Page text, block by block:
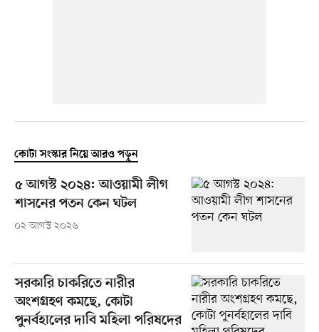
কোটা সংস্কার নিয়ে আরও পড়ুন
৫ আগস্ট ২০২৪: আওয়ামী লীগ
শাসনের পতন কেন ঘটল
০২ আগস্ট ২০২৬
সরকারি চাকরিতে নারীর
অংশগ্রহণ কমছে, কোটা
পুনর্বহালের দাবি মহিলা পরিষদের